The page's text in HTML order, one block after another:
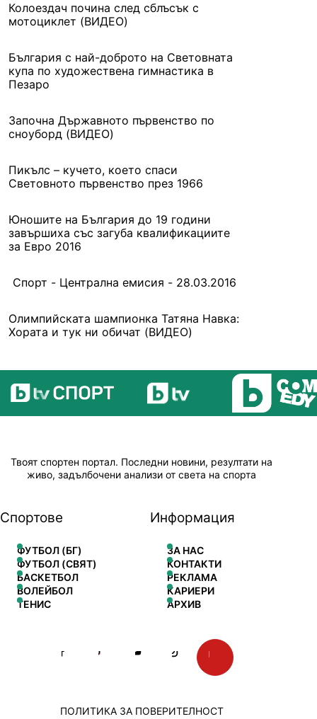
Колоездач почина след сблъсък с
мотоциклет (ВИДЕО)
България с най-доброто на Световната
купа по художествена гимнастика в
Пезаро
Започна Държавното първенство по
сноуборд (ВИДЕО)
Пикълс – кучето, което спаси
Световното първенство през 1966
Юношите на България до 19 години
завършиха със загуба квалификациите
за Евро 2016
Спорт - Централна емисия - 28.03.2016
Олимпийската шампионка Татяна Навка:
Хората и тук ни обичат (ВИДЕО)
Твоят спортен портал. Последни новини, резултати на
живо, задълбочени анализи от света на спорта
Спортове
ФУТБОЛ (БГ)
ФУТБОЛ (СВЯТ)
БАСКЕТБОЛ
ВОЛЕЙБОЛ
ТЕНИС
Информация
ЗА НАС
КОНТАКТИ
РЕКЛАМА
КАРИЕРИ
АРХИВ
ПОЛИТИКА ЗА ПОВЕРИТЕЛНОСТ